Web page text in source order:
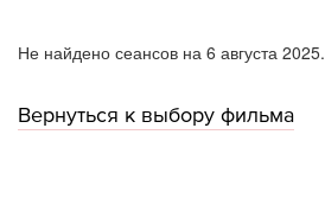
Не найдено сеансов на 6 августа 2025.
Вернуться к выбору фильма